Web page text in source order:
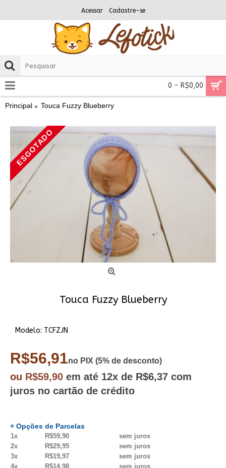
Acessar Cadastre-se
0 - R$0,00
Principal Touca Fuzzy Blueberry
ESGOTADO
Touca Fuzzy Blueberry
Modelo: TCFZJN
R$56,91no PIX (5% de desconto)
ou R$59,90 em até 12x de R$6,37 com
juros no cartão de crédito
+ Opções de Parcelas
1x R$59,90
sem juros
2x
R$29,95
sem juros
3x
R$19,97
sem juros
4x
R$14,98
sem juros